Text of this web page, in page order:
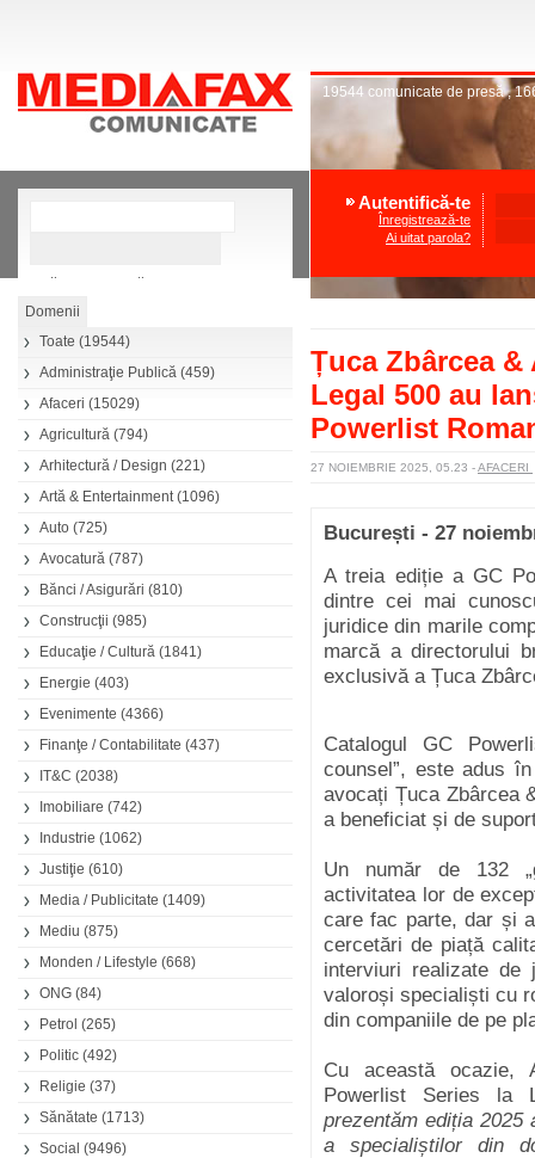
Căutare avansată
Toate (19544)
Administraţie Publică (459)
Afaceri (15029)
Agricultură (794)
Arhitectură / Design (221)
Artă & Entertainment(1096)
Auto (725)
Avocatură (787)
Bănci / Asigurări (810)
Construcţii (985)
Educaţie / Cultură (1841)
Energie (403)
Evenimente (4366)
Finanţe / Contabilitate (437)
IT&C (2038)
Imobiliare (742)
Industrie (1062)
Justiţie (610)
Media / Publicitate (1409)
Mediu (875)
Monden / Lifestyle (668)
ONG (84)
Petrol (265)
Politic (492)
Religie (37)
Sănătate (1713)
Social (9496)
19544 comunicate de presă,
Autentifică-te
Înregistrează-te
Ai uitat parola?
Țuca Zbârcea
Legal 500 au
Powerlist
27 NOIEMBRIE 2025, 05.23 -AFACERI
București - 27
A treia ediție a GC
dintre cei mai
juridice din marile
marcă a directorului
exclusivă a Țuca
Catalogul GC
counsel”, este adus
avocați Țuca Zbârcea
a beneficiat și de
Un număr de 132
activitatea lor de
care fac parte, dar și
cercetări de piață
interviuri realizate
valoroși specialiști cu
din companiile de pe
Cu această ocazie,
Powerlist Series la
prezentăm ediția
a specialiștilor din